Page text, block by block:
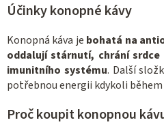
r
v
k
y
ý
Účinky konopné kávy
Konopná káva je bohatá na
oddalují stárnutí, chrání
imunitního systému. Další
potřebnou energii kdykoli během
Proč koupit konopnou